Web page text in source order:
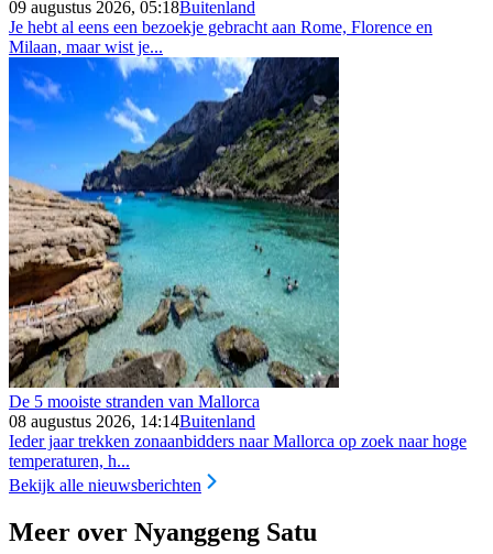
09 augustus 2026, 05:18Buitenland
Je hebt al eens een bezoekje gebracht aan Rome, Florence en
Milaan, maar wist je...
De 5 mooiste stranden van Mallorca
08 augustus 2026, 14:14Buitenland
Ieder jaar trekken zonaanbidders naar Mallorca op zoek naar hoge
temperaturen, h...
Bekijk alle nieuwsberichten
Meer over Nyanggeng Satu